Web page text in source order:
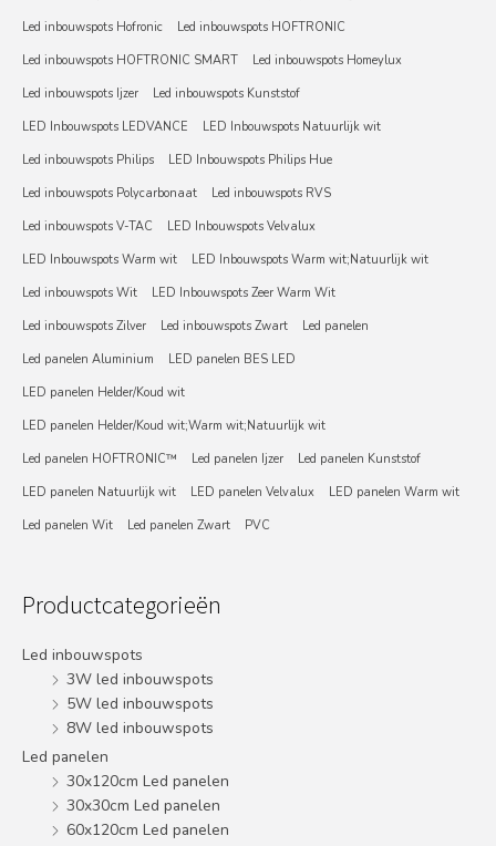
Led inbouwspots Hofronic
Led inbouwspots HOFTRONIC
Led inbouwspots HOFTRONIC SMART
Led inbouwspots Homeylux
Led inbouwspots Ijzer
Led inbouwspots Kunststof
LED Inbouwspots LEDVANCE
LED Inbouwspots Natuurlijk wit
Led inbouwspots Philips
LED Inbouwspots Philips Hue
Led inbouwspots Polycarbonaat
Led inbouwspots RVS
Led inbouwspots V-TAC
LED Inbouwspots Velvalux
LED Inbouwspots Warm wit
LED Inbouwspots Warm wit;Natuurlijk wit
Led inbouwspots Wit
LED Inbouwspots Zeer Warm Wit
Led inbouwspots Zilver
Led inbouwspots Zwart
Led panelen
Led panelen Aluminium
LED panelen BES LED
LED panelen Helder/Koud wit
LED panelen Helder/Koud wit;Warm wit;Natuurlijk wit
Led panelen HOFTRONIC™
Led panelen Ijzer
Led panelen Kunststof
LED panelen Natuurlijk wit
LED panelen Velvalux
LED panelen Warm wit
Led panelen Wit
Led panelen Zwart PVC
Productcategorieën
Led inbouwspots
3W led inbouwspots
5W led inbouwspots
8W led inbouwspots
Led panelen
30x120cm Led panelen
30x30cm Led panelen
60x120cm Led panelen